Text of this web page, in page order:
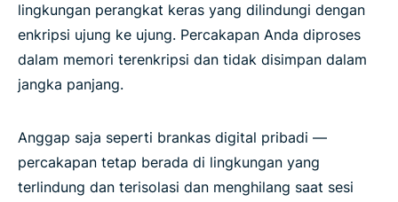
lingkungan perangkat keras yang dilindungi dengan
enkripsi ujung ke ujung. Percakapan Anda diproses
dalam memori terenkripsi dan tidak disimpan dalam
jangka panjang.
Anggap saja seperti brankas digital pribadi —
percakapan tetap berada di lingkungan yang
terlindung dan terisolasi dan menghilang saat sesi